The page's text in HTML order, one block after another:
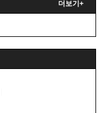
더보기+